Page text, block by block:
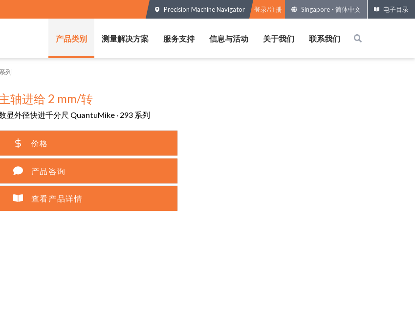
Precision Machine Navigator 登录/注册 Singapore- 简体中文 电子目录
产品类别 测量解决方案 服务支持 信息与活动 关于我们 联系我们
列
轴进给 2 mm/转
显外径快进千分尺 QuantuMike · 293 系列
价格
产品咨询
查看产品详情